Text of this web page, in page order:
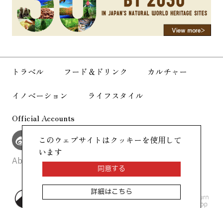
トラベル フード＆ドリンク
カルチャー
イノベーション
ライフスタイル
Official Accounts
About Us Site Policy
©AllAbout-Japan.com - All rights
reserved.
このウェブサイトはクッキーを使用して
います
同意する
詳細はこちら